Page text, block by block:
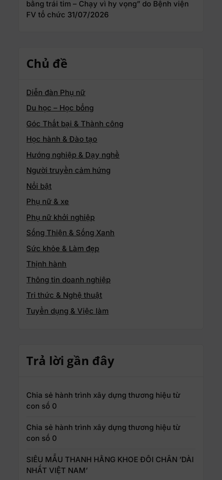
bằng trái tim – Chạy vì hy vọng” do Bệnh viện
FV tổ chức 31/07/2026
Chủ đề
Diễn đàn Phụ nữ
Du học – Học bổng
Góc Thất bại & Thành công
Học hành & Đào tạo
Hướng nghiệp & Dạy nghề
Người truyền cảm hứng
Nổi bật
Phụ nữ & xe
Phụ nữ khởi nghiệp
Sống Thiện & Sống Xanh
Sức khỏe & Làm đẹp
Thịnh hành
Thông tin doanh nghiệp
Tri thức & Nghệ thuật
Tuyển dụng & Việc làm
Trả lời gần đây
Chia sẻ hành trình xây dựng thương hiệu từ
con số 0
Chia sẻ hành trình xây dựng thương hiệu từ
con số 0
SIÊU MẪU THANH HẰNG KHOE ĐÔI CHÂN ’DÀI
NHẤT VIỆT NAM’